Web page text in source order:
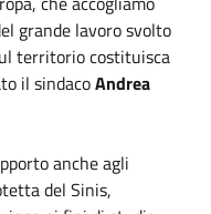
grande lavoro svolto
territorio costituisca
il sindacoAndrea
anche agli
del Sinis,